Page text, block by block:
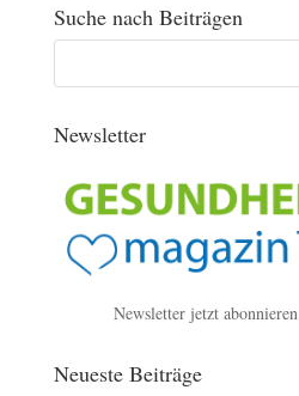
Suche nach Beiträgen
Newsletter
Newsletter jetzt abonnieren
Neueste Beiträge